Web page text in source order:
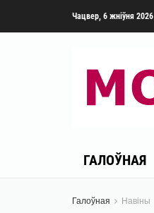
Чацвер, 6 жніўня 2026
ГАЛОЎНАЯ
Галоўная Навіны